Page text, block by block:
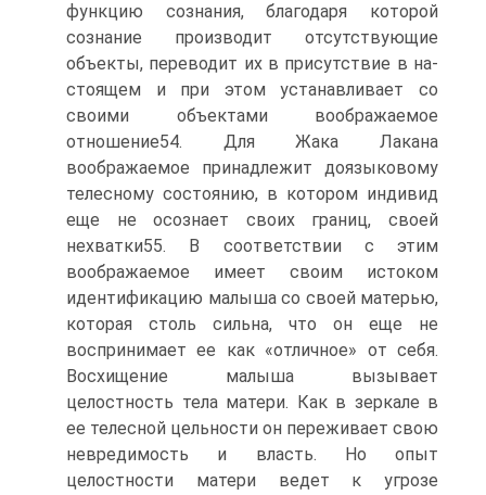
функцию сознания, благодаря которой
сознание производит отсутствующие
объекты, переводит их в присутствие в на­
стоящем и при этом устанавливает со
своими объектами воображаемое
отношение54. Для Жака Лакана
воображаемое принадлежит доязыко­вому
телесному состоянию, в котором индивид
еще не осознает своих границ, своей
нехватки55. В соответствии с этим
воображаемое име­ет своим истоком
идентификацию малыша со своей матерью,
которая столь сильна, что он еще не
воспринимает ее как «отличное» от себя.
Восхищение малыша вызывает
целостность тела матери. Как в зерка­ле в
ее телесной цельности он переживает свою
невредимость и власть. Но опыт
целостности матери ведет к угрозе